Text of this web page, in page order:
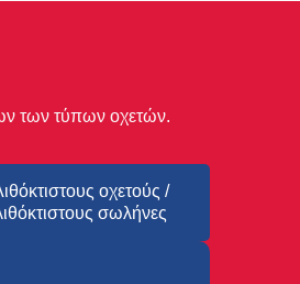
των τύπων οχετών.
οχετούς /
σωλήνες